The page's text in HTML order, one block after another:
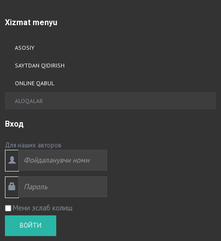
Xizmat menyu
ASOSIY
SAYTDAN QIDIRISH
ONLINE QABUL
ALOQALAR
Вход
Для наших авторов
Мени эслаб колиш
ВОЙТИ